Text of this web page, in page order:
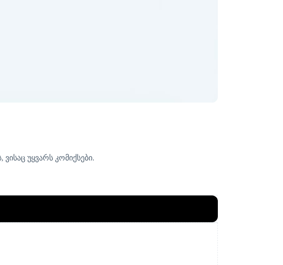
უყვარს კომიქსები.